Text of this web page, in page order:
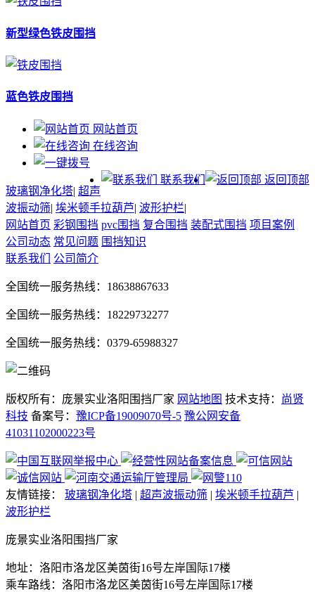
新型绿色铁皮围挡
蓝色铁皮围挡
网站首页
在线咨询
返回顶部
联系我们
玻璃钢净化塔| 超声
波振动筛| 埃米顿手拉葫芦| 波形护栏|
网站首页 彩钢围挡 pvc围挡 复合围挡 装配式围挡 项目案例
公司动态 常见问题 围挡知识
联系我们
公司简介
全国统一服务热线：18638867633
全国统一服务热线：18229732277
全国统一服务热线：0379-65988327
版权所有：庞景实业洛阳围挡厂家 网站地图 技术支持：
尚贤
科技 备案号： 豫ICP备19009070号-5 豫公网安备
41031102000223号
友情链接： 玻璃钢净化塔 | 超声波振动筛 | 埃米顿手拉葫芦 |
波形护栏
庞景实业洛阳围挡厂家
地址：洛阳市洛龙区美茵街16号左岸国际17楼
乘车路线：洛阳市洛龙区美茵街16号左岸国际17楼